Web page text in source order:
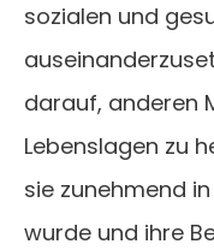
sozialen und
darauf, anderen
Lebenslagen zu
sie zunehmend
wurde und ihre